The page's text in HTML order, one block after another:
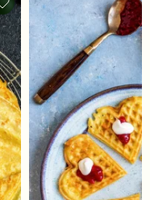
Pannekaker
-
legg
til
favoritter